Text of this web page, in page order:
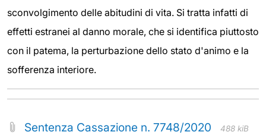
sconvolgimento delle abitudini di vita. Si tratta infatti di
effetti estranei al danno morale, che si identifica piuttosto
con il patema, la perturbazione dello stato d'animo e la
sofferenza interiore.
Sentenza Cassazione n. 7748/2020 488 kiB